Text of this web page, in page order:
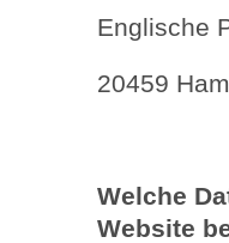
Englische
20459
Welche
Website